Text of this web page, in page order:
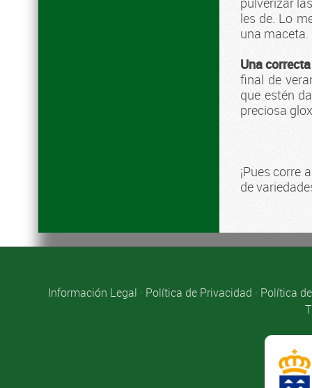
pulverizar
les de. Lo
una maceta.
Una
final de
que estén
preciosa
¡Pues corre
de
Información Legal · Política de Privacidad · Política